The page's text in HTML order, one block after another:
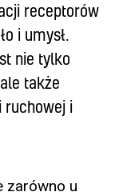
receptorów
i umysł.
nie tylko
także
ruchowej i
zarówno u